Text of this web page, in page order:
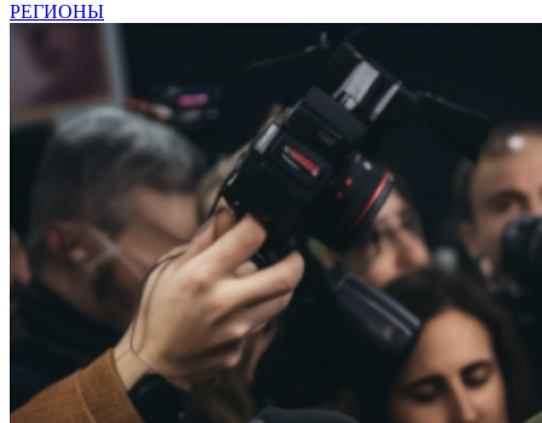
РЕГИОНЫ